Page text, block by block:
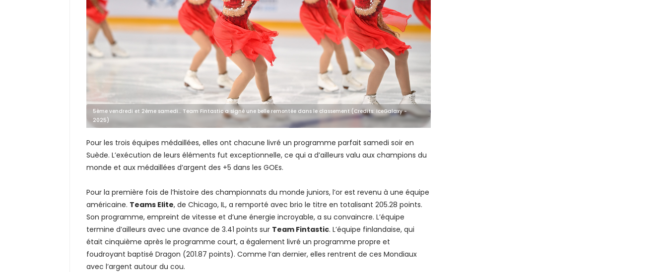
5ème vendredi et 2ème samedi... Team Fintastic a signé une belle remontée dans le classement (Credits: IceGalaxy -
2025)
Pour les trois équipes médaillées, elles ont chacune livré un programme parfait samedi soir en
Suède. L’exécution de leurs éléments fut exceptionnelle, ce qui a d’ailleurs valu aux champions du
monde et aux médaillées d’argent des +5 dans les GOEs.
Pour la première fois de l’histoire des championnats du monde juniors, l’or est revenu à une équipe
américaine. Teams Elite, de Chicago, IL, a remporté avec brio le titre en totalisant 205.28 points.
Son programme, empreint de vitesse et d’une énergie incroyable, a su convaincre. L’équipe
termine d’ailleurs avec une avance de 3.41 points sur Team Fintastic. L’équipe finlandaise, qui
était cinquième après le programme court, a également livré un programme propre et
foudroyant baptisé Dragon (201.87 points). Comme l’an dernier, elles rentrent de ces Mondiaux
avec l’argent autour du cou.